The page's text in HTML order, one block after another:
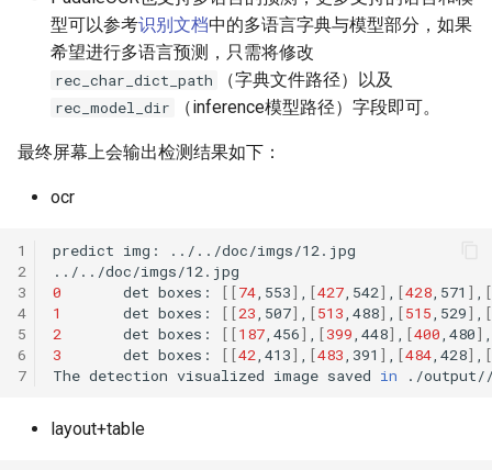
型可以参考识别文档中的多语言字典与模型部分，如果
希望进行多语言预测，只需将修改
rec_char_dict_path （字典文件路径）以及
rec_model_dir （inference模型路径）字段即可。
最终屏幕上会输出检测结果如下：
ocr
1
2
3
4
5
6
7
predict img:
0
det boxes: [[74 ,553] [427 ,542] [428 ,571 ]
[
1
det boxes: [[23 ,507] [513 ,488] [515 ,529]
[
2
det boxes: [[187 ,456] [399 ,448] [400 ,480]
3
det boxes: [[42 ,413] [483 ,391 ] [484 ,428]
[
The detection visualized image saved in
layout+table